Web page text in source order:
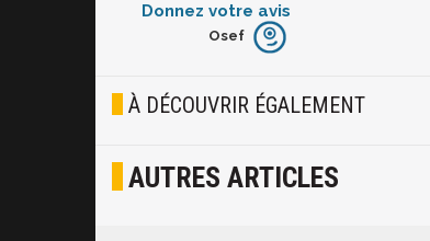
Donnez votre avis
Furieux
Joyeux
Osef
À DÉCOUVRIR ÉGALEMENT
AUTRES ARTICLES